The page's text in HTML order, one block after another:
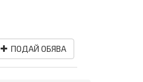
ПОДАЙ ОБЯВА